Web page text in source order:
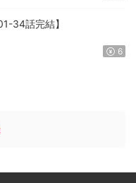
34話完結】
6